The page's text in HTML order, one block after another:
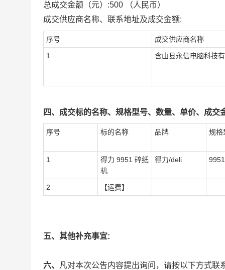
总成交金额（元）:500 （人民币）
成交供应商名称、联系地址及成交金额:
序号 成交供应商名称
1 含山县永信电脑科技
四、成交标的名称、规格型号、数量、单价、成交
序号 标的名称 品牌 规格
1
得力 9951 碎纸
机
得力/deli 9951
2 【运费】
五、其他补充事宜:
六、
凡对本次公告内容提出询问，请按以下方式联